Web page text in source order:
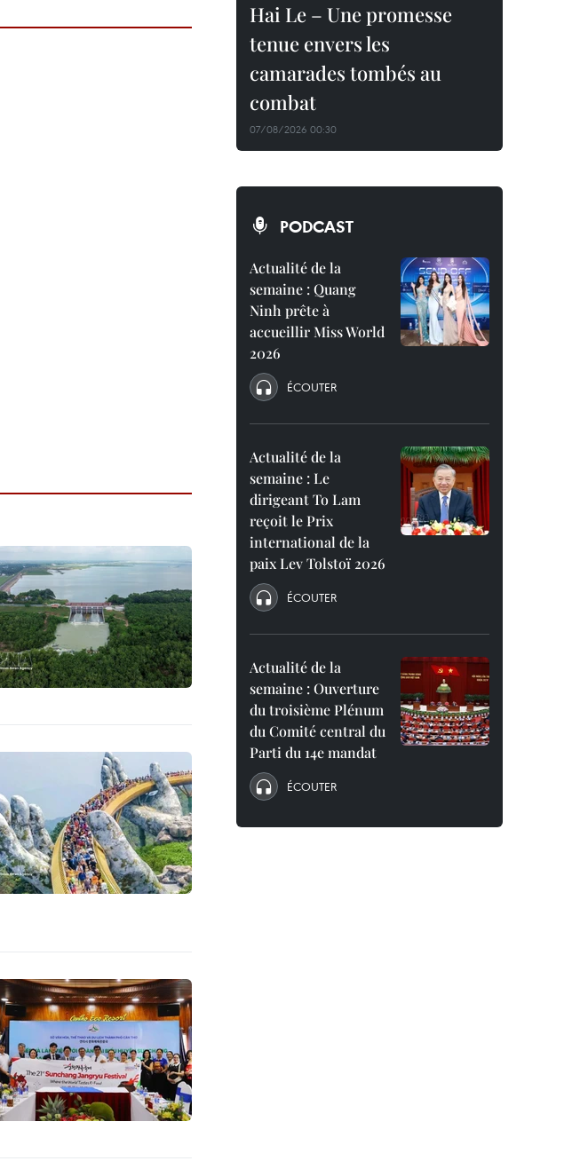
Hai Le – Une promesse
tenue envers les
camarades tombés au
combat
07/08/2026 00:30
PODCAST
Actualité de la
semaine : Quang
Ninh prête à
accueillir Miss World
2026
ÉCOUTER
Actualité de la
semaine : Le
dirigeant To Lam
reçoit le Prix
international de la
paix Lev Tolstoï 2026
ÉCOUTER
Actualité de la
semaine : Ouverture
du troisième Plénum
du Comité central du
Parti du 14e mandat
ÉCOUTER